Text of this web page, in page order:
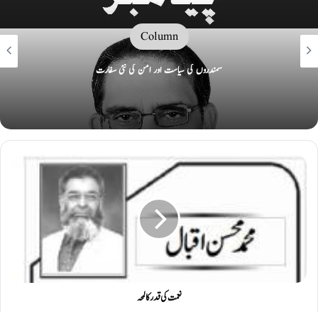
Column
سمندروں کی سیاست اور امن کی نئی سفارت
نعمت کی قدر کا لمحہ